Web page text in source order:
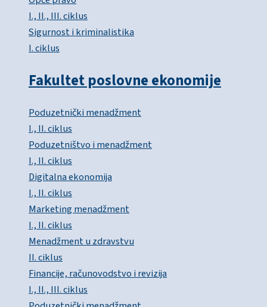
I., II., III. ciklus
Sigurnost i kriminalistika
I. ciklus
Fakultet poslovne ekonomije
Poduzetnički menadžment
I., II. ciklus
Poduzetništvo i menadžment
I., II. ciklus
Digitalna ekonomija
I., II. ciklus
Marketing menadžment
I., II. ciklus
Menadžment u zdravstvu
II. ciklus
Financije, računovodstvo i revizija
I., II., III. ciklus